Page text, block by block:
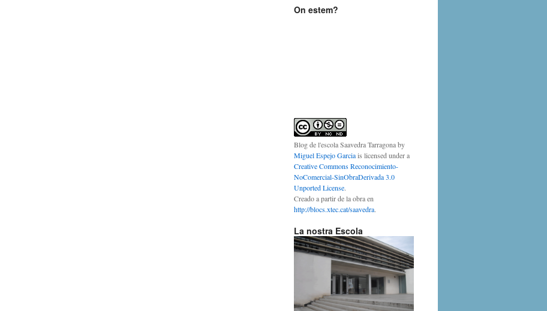
On estem?
Blog de l'escola Saavedra Tarragonaby
Miguel Espejo Garciais licensed under a
Creative Commons Reconocimiento-
NoComercial-SinObraDerivada 3.0
Unported License.
Creado a partir de la obra en
http://blocs.xtec.cat/saavedra.
La nostra Escola